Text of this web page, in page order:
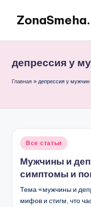
Перейти
содержимому
питание
депрессия у
Главная » депрессия у мужчин
Опубликовано
Все статьи
Мужчины и
симптомы и
Тема «мужчины и
мифов и стигм, что